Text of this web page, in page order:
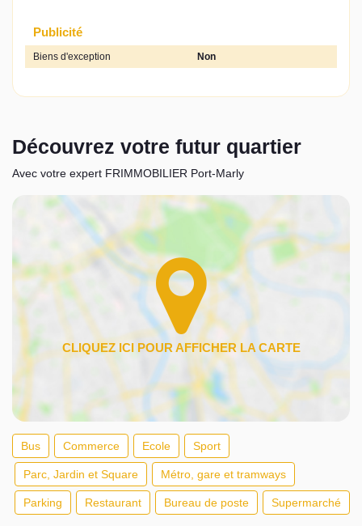
Publicité
Biens d'exception Non
Découvrez votre futur quartier
Avec votre expert FRIMMOBILIER Port-Marly
Bus Commerce Ecole Sport
Parc, Jardin et Square Métro, gare et tramways
Parking Restaurant Bureau de poste Supermarché